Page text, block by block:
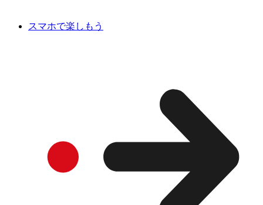
スマホで楽しもう